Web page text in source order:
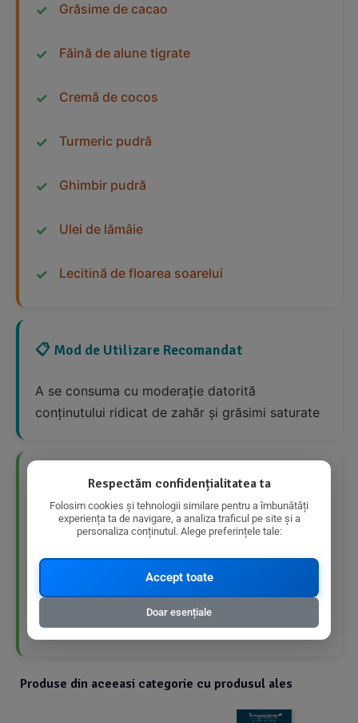
Grăsime de cacao
Făină de alune tigrate
Cremă de cocos
Turmeric pudră
Ghimbir pudră
Ulei de lămâie
Lecitină de floarea soarelui
📋 Mod de Utilizare Recomandat
A se consuma cu moderație datorită
conținutului ridicat de zahăr și grăsimi saturate
👍 Avantaje Nutriționale
Produs bio
Conține turmeric și ghimbir cu proprietăți
benefice pentru sănătate
Produse din aceeasi categorie cu produsul ales
Respectăm confidențialitatea ta
Folosim cookies și tehnologii similare pentru a îmbunătăți
experiența ta de navigare, a analiza traficul pe site și a
personaliza conținutul. Alege preferințele tale:
Accept toate
Doar esențiale